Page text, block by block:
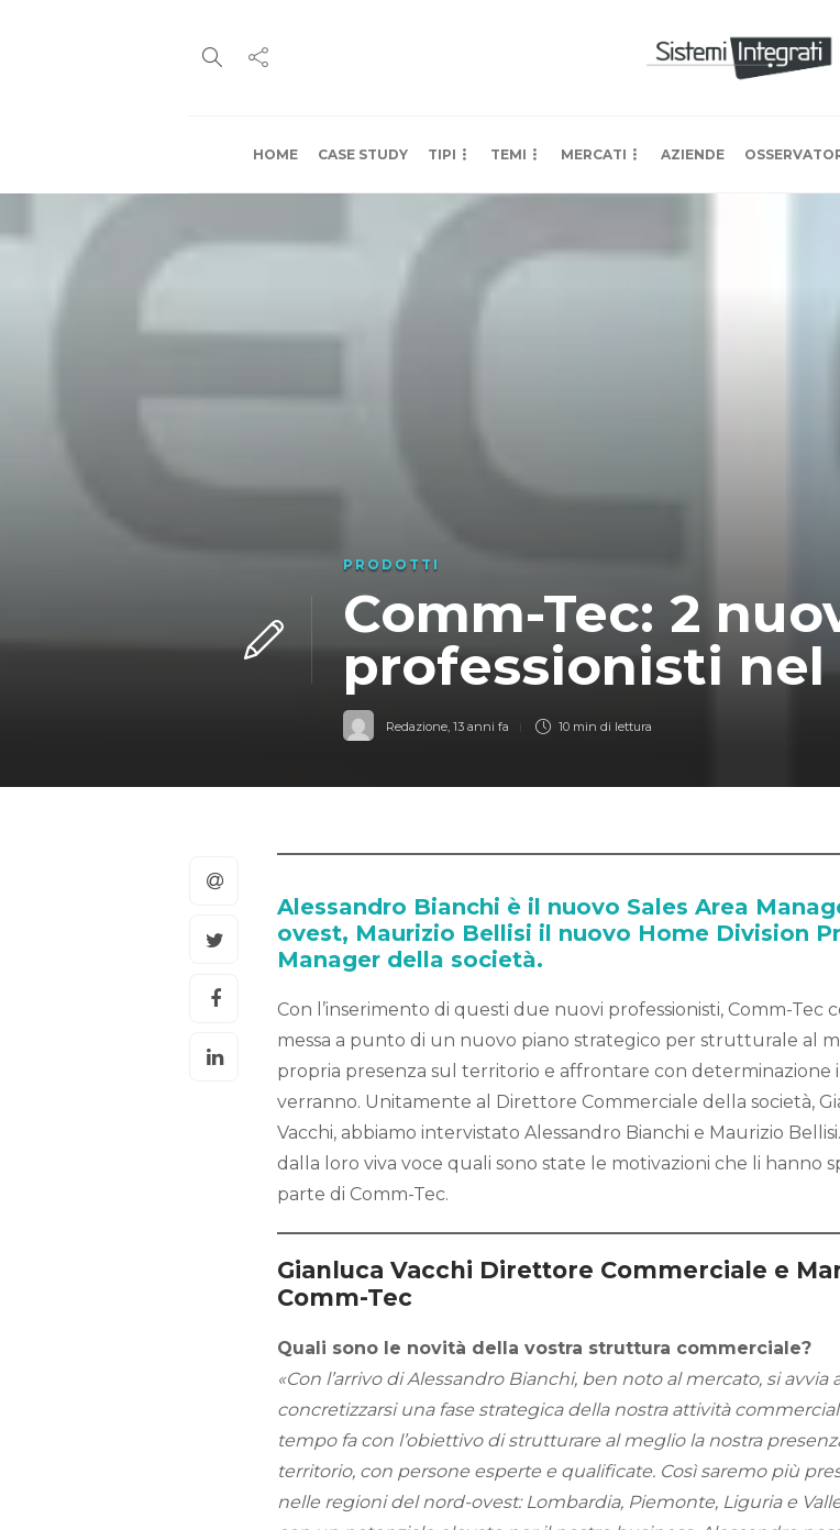
HOME CASE STUDY TIPI TEMI MERCATI AZIENDE
PRODOTTI
Comm-Tec: 2
professionisti nel
Redazione, 13 anni fa 10 min di lettura
Alessandro Bianchi è il nuovo Sales Area
ovest, Maurizio Bellisi il nuovo Home Division
Manager della società.
Con l’inserimento di questi due nuovi professionisti, Comm-Tec
messa a punto di un nuovo piano strategico per strutturale al
propria presenza sul territorio e affrontare con determinazione
verranno. Unitamente al Direttore Commerciale della società,
Vacchi, abbiamo intervistato Alessandro Bianchi e Maurizio
dalla loro viva voce quali sono state le motivazioni che li hanno
parte di Comm-Tec.
Gianluca Vacchi Direttore Commerciale e
Comm-Tec
Quali sono le novità della vostra struttura commerciale?
«Con l’arrivo di Alessandro Bianchi, ben noto al mercato, si avvia
concretizzarsi una fase strategica della nostra attività
tempo fa con l’obiettivo di strutturare al meglio la nostra
territorio, con persone esperte e qualificate. Così saremo più
nelle regioni del nord-ovest: Lombardia, Piemonte, Liguria e Valle